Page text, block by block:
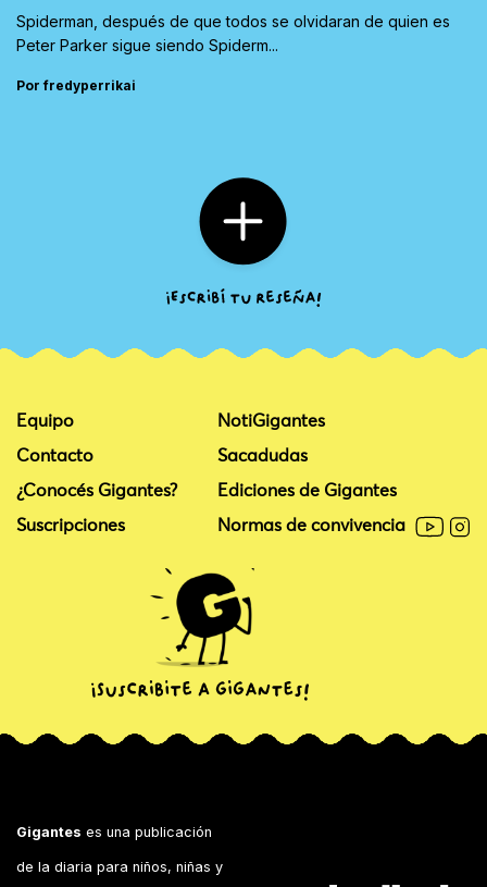
Spiderman, después de que todos se olvidaran de quien es
Peter Parker sigue siendo Spiderm...
Por fredyperrikai
Equipo
Contacto
¿Conocés Gigantes?
Suscripciones
NotiGigantes
Sacadudas
Ediciones de Gigantes
Normas de convivencia
Gigantes es una publicación
de la diaria para niños, niñas y